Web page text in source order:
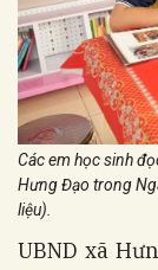
Các em học sinh
Hưng Đạo trong
liệu).
UBND xã